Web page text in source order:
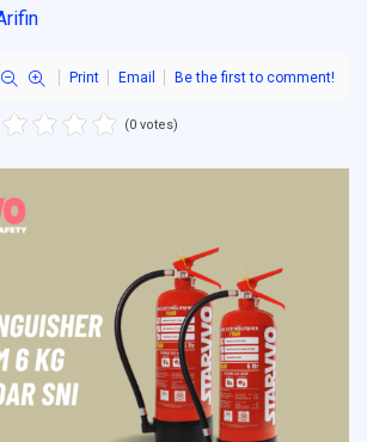
Print Email Be the first to comment!
(0 votes)